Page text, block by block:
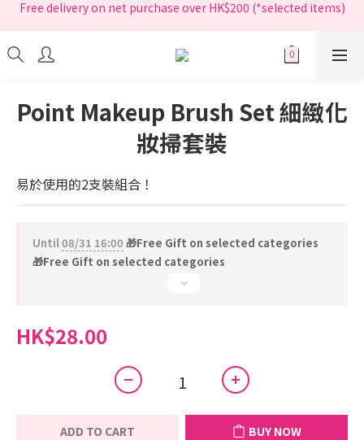
指定正價產品買滿$200享免運費
指定正價產品買滿$200享免運費
Point Makeup Brush Set 細緻化
妝掃套裝
易於使用的2支裝組合！
Until08/31 16:00 🎁Free Gift on selected categories
🎁Free Gift on selected categories
HK$28.00
ADD TO CART BUY NOW